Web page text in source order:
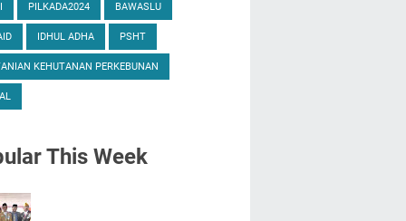
PILKADA2024 BAWASLU
IDHUL ADHA PSHT
KEHUTANAN PERKEBUNAN
This Week